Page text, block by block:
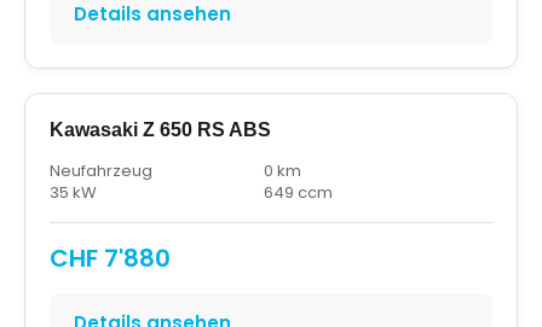
Details ansehen
Kawasaki Z 650 RS ABS
Neufahrzeug
0 km
35 kW
649 ccm
CHF 7'880